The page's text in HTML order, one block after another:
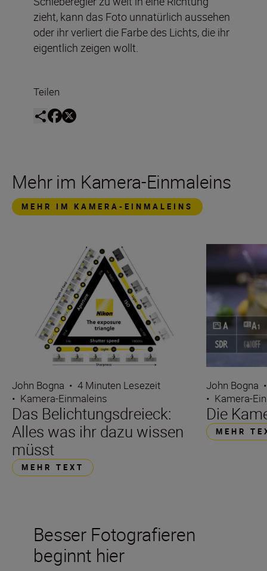
zieht, kann das Foto unnatürlich aussehen
oder ihr verliert die Farbe des Lichts, die ihr
eigentlich zeigen wollt.
Teilen
Mehr im Kamera-Einmaleins
MEHR IM KAMERA-EINMALEINS
John Bogna • 4 Minuten Lesezeit
• Kamera-Einmaleins
Das Belichtungsdreieck:
Alles was ihr dazu wissen
müsst
MEHR TEXT
John Bogna •
• Kamera-
Die
MEHR
Besser Fotografieren
beginnt hier